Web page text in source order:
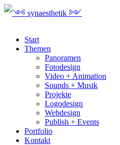
Start
Themen
Panoramen
Fotodesign
Video + Animation
Sounds + Musik
Projekte
Logodesign
Webdesign
Publish + Events
Portfolio
Kontakt